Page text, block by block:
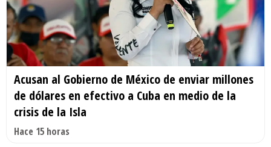
Acusan al Gobierno de México de enviar millones
de dólares en efectivo a Cuba en medio de la
crisis de la Isla
Hace 15 horas